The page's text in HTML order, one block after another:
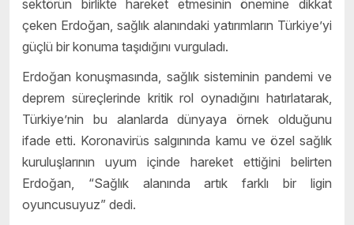
sektörün birlikte hareket etmesinin önemine dikkat
çeken Erdoğan, sağlık alanındaki yatırımların Türkiye’yi
güçlü bir konuma taşıdığını vurguladı.
Erdoğan konuşmasında, sağlık sisteminin pandemi ve
deprem süreçlerinde kritik rol oynadığını hatırlatarak,
Türkiye’nin bu alanlarda dünyaya örnek olduğunu
ifade etti. Koronavirüs salgınında kamu ve özel sağlık
kuruluşlarının uyum içinde hareket ettiğini belirten
Erdoğan, “Sağlık alanında artık farklı bir ligin
oyuncusuyuz” dedi.